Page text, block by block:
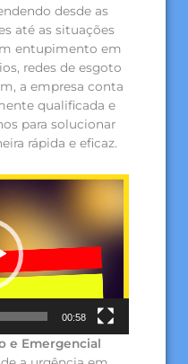
desde as
até as situações
entupimento em
redes de esgoto
a empresa conta
qualificada e
para solucionar
rápida e eficaz.
00:58
e Emergencial